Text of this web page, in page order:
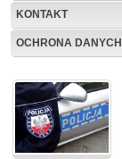
KONTAKT
OCHRONA DANYCH